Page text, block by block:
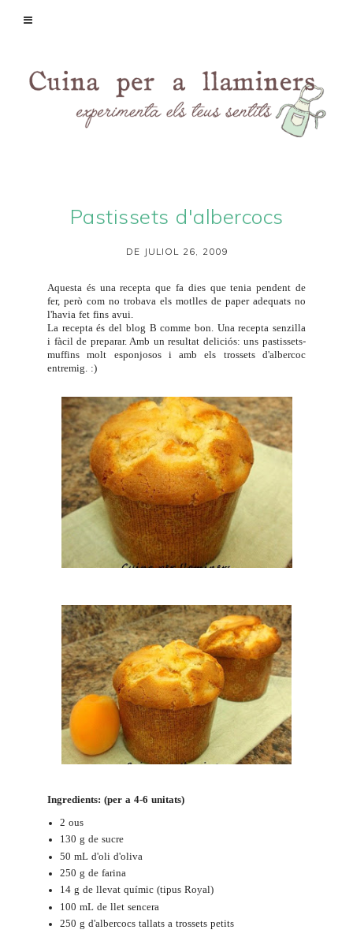
Pastissets d'albercocs
DE JULIOL 26, 2009
Aquesta és una recepta que fa dies que tenia pendent de
fer, però com no trobava els motlles de paper adequats no
l'havia fet fins avui.
La recepta és del blog B comme bon . Una recepta senzilla
i fàcil de preparar. Amb un resultat deliciós: uns pastissets-
muffins molt esponjosos i amb els trossets d'albercoc
entremig. :)
Ingredients: (per a 4-6 unitats)
2 ous
130 g de sucre
50 mL d'oli d'oliva
250 g de farina
14 g de llevat químic (tipus Royal)
100 mL de llet sencera
250 g d'albercocs tallats a trossets petits